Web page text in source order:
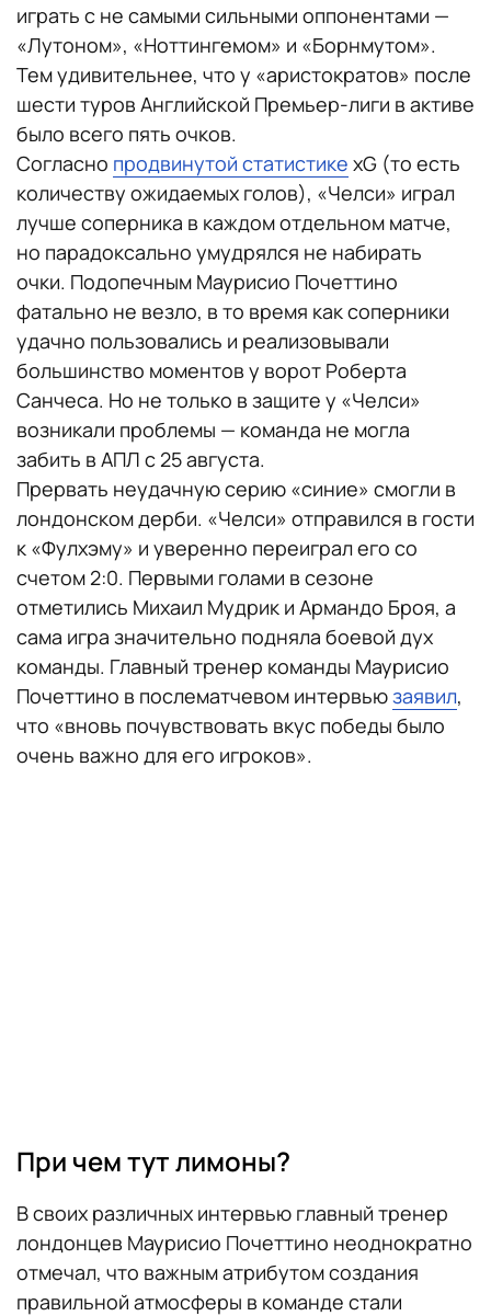
играть с не самыми сильными оппонентами —
«Лутоном», «Ноттингемом» и «Борнмутом».
Тем удивительнее, что у «аристократов» после
шести туров Английской Премьер-лиги в активе
было всего пять очков.
Согласно продвинутой статистике xG (то есть
количеству ожидаемых голов), «Челси» играл
лучше соперника в каждом отдельном матче,
но парадоксально умудрялся не набирать
очки. Подопечным Маурисио Почеттино
фатально не везло, в то время как соперники
удачно пользовались и реализовывали
большинство моментов у ворот Роберта
Санчеса. Но не только в защите у «Челси»
возникали проблемы — команда не могла
забить в АПЛ с 25 августа.
Прервать неудачную серию «синие» смогли в
лондонском дерби. «Челси» отправился в гости
к «Фулхэму» и уверенно переиграл его со
счетом 2:0. Первыми голами в сезоне
отметились Михаил Мудрик и Армандо Броя, а
сама игра значительно подняла боевой дух
команды. Главный тренер команды Маурисио
Почеттино в послематчевом интервьюзаявил,
что «вновь почувствовать вкус победы было
очень важно для его игроков».
При чем тут лимоны?
В своих различных интервью главный тренер
лондонцев Маурисио Почеттино неоднократно
отмечал, что важным атрибутом создания
правильной атмосферы в команде стали